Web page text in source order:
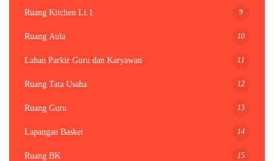
Ruang Kitchen Lt.1 9
Ruang Aula 10
Lahan Parkir Guru dan Karyawan 11
Ruang Tata Usaha 12
Ruang Guru 13
Lapangan Basket 14
Ruang BK 15